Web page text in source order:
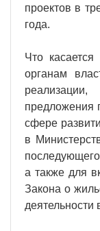
проектов в
года.
Что
органам
предложения
сфере
в
а также для
Закона о